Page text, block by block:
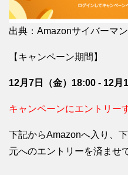
出典：Amazonサイバーマ
【キャンペーン期間】
12月7日（金）18:00 ‐ 12月
キャンペーンにエントリー
下記からAmazonへ入り、
元へのエントリーを済ませ